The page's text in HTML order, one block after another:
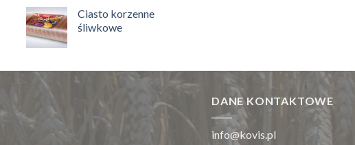
Ciasto korzenne
śliwkowe
DANE KONTAKTOWE
info@kovis.pl